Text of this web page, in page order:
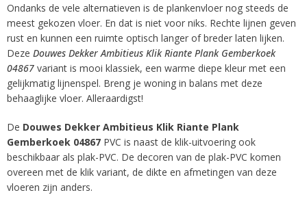
Ondanks de vele alternatieven is de plankenvloer nog steeds de
meest gekozen vloer. En dat is niet voor niks. Rechte lijnen geven
rust en kunnen een ruimte optisch langer of breder laten lijken.
Deze Douwes Dekker Ambitieus Klik Riante Plank Gemberkoek
04867 variant is mooi klassiek, een warme diepe kleur met een
gelijkmatig lijnenspel. Breng je woning in balans met deze
behaaglijke vloer. Alleraardigst!
De Douwes Dekker Ambitieus Klik Riante Plank
Gemberkoek 04867 PVC is naast de klik-uitvoering ook
beschikbaar als plak-PVC. De decoren van de plak-PVC komen
overeen met de klik variant, de dikte en afmetingen van deze
vloeren zijn anders.